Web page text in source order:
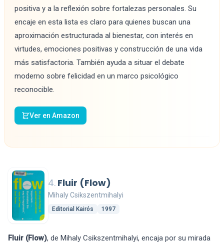
positiva y a la reflexión sobre fortalezas personales. Su
encaje en esta lista es claro para quienes buscan una
aproximación estructurada al bienestar, con interés en
virtudes, emociones positivas y construcción de una vida
más satisfactoria. También ayuda a situar el debate
moderno sobre felicidad en un marco psicológico
reconocible.
Ver en Amazon
4. Fluir (Flow)
Mihaly Csikszentmihalyi
Editorial Kairós 1997
Fluir (Flow), de Mihaly Csikszentmihalyi, encaja por su mirada